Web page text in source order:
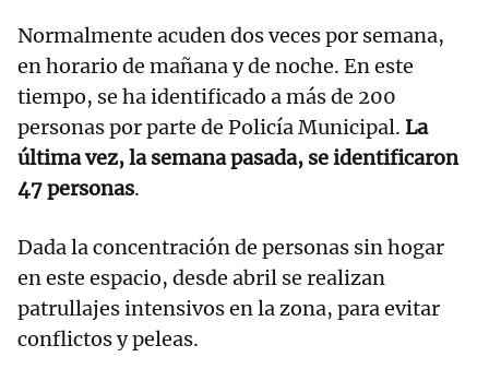
Normalmente acuden dos veces por semana,
en horario de mañana y de noche. En este
tiempo, se ha identificado a más de 200
personas por parte de Policía Municipal. La
última vez, la semana pasada, se identificaron
47 personas.
Dada la concentración de personas sin hogar
en este espacio, desde abril se realizan
patrullajes intensivos en la zona, para evitar
conflictos y peleas.